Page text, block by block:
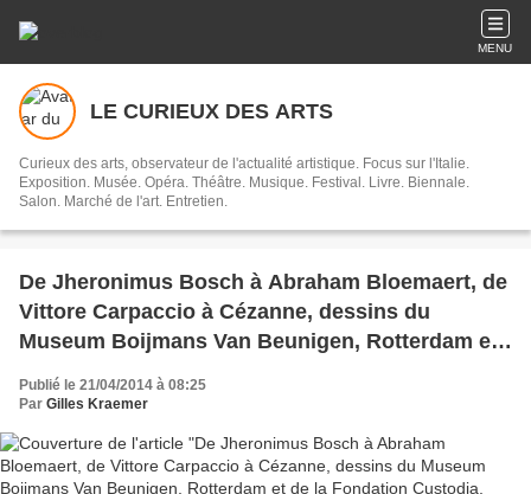
MENU
LE CURIEUX DES ARTS
Curieux des arts, observateur de l'actualité artistique. Focus sur l'Italie.
Exposition. Musée. Opéra. Théâtre. Musique. Festival. Livre. Biennale.
Salon. Marché de l'art. Entretien.
De Jheronimus Bosch à Abraham Bloemaert, de
Vittore Carpaccio à Cézanne, dessins du
Museum Boijmans Van Beunigen, Rotterdam et
de la Fondation Custodia, Paris
Publié le 21/04/2014 à 08:25
Par Gilles Kraemer